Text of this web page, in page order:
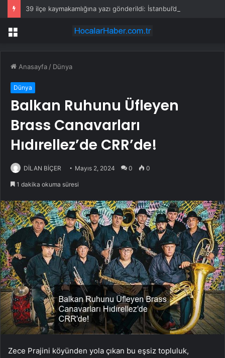
Menü
Anasayfa / Dünya
Dünya
Balkan Ruhunu Üfleyen
Brass Canavarları
Hıdırellez’de CRR’de!
DİLAN BİÇER Mayıs 2, 2024 0 0
1 dakika okuma süresi
Zece Prajini köyünden yola çıkan bu eşsiz topluluk,